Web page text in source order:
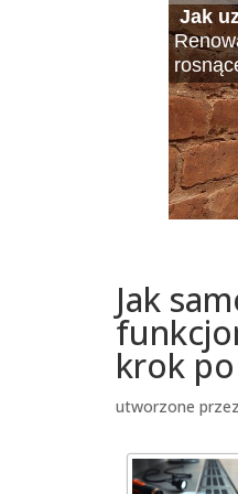
Jak
Rolety
Jak
W
które
Mała
Jak
krok
utworzone przez